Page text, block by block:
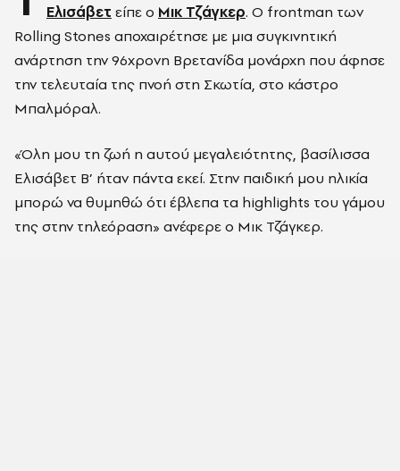
Ελισάβετ είπε ο Μικ Τζάγκερ. Ο frontman των
Rolling Stones αποχαιρέτησε με μια συγκινητική
ανάρτηση την 96χρονη Βρετανίδα μονάρχη που άφησε
την τελευταία της πνοή στη Σκωτία, στο κάστρο
Μπαλμόραλ.
«Όλη μου τη ζωή η αυτού μεγαλειότητης, βασίλισσα
Ελισάβετ Β’ ήταν πάντα εκεί. Στην παιδική μου ηλικία
μπορώ να θυμηθώ ότι έβλεπα τα highlights του γάμου
της στην τηλεόραση» ανέφερε ο Μικ Τζάγκερ.